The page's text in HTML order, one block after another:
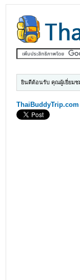
ยินดีต้อนรับ คุณผู้เยี่ยมช